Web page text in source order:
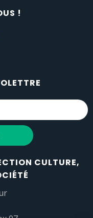
!
CULTURE,